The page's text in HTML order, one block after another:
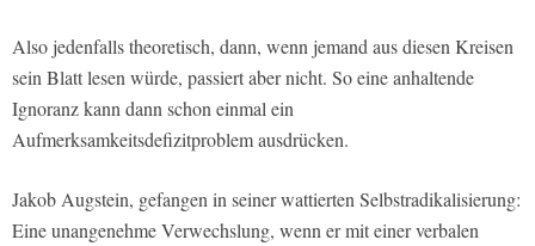
Also jedenfalls theoretisch, dann, wenn jemand aus diesen Kreisen
sein Blatt lesen würde, passiert aber nicht. So eine anhaltende
Ignoranz kann dann schon einmal ein
Aufmerksamkeitsdefizitproblem ausdrücken.
Jakob Augstein, gefangen in seiner wattierten Selbstradikalisierung:
Eine unangenehme Verwechslung, wenn er mit einer verbalen